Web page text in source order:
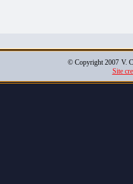
© Copyright 2007 V.
Site